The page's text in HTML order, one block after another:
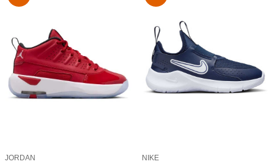
JORDAN NIKE